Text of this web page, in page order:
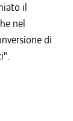
il
nel
di